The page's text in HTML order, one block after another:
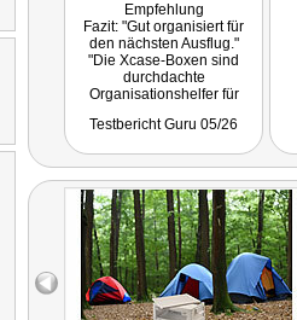
Empfehlung
Fazit: "Gut organisiert für
den nächsten Ausflug."
"Die Xcase-Boxen sind
durchdachte
Organisationshelfer für
Einsatzzwecke. Verstauen,
organisieren, kategorisieren
überschaubar. Gerade als
Campingbox faltbar oder
mobile Kofferraumlösung
spielen sie ihre Stärken
überzeugend aus und sind
dabei leistbar."
Testbericht Guru 05/26